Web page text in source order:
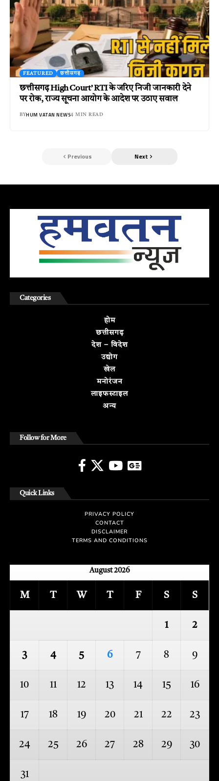
FEATURED छत्तीसगढ़
छत्तीसगढ़ High Court’ RTI के जरिए निजी जानकारी देने
पर रोक, राज्य सूचना आयोग के आदेश पर उठाए सवाल
BYHUM VATAN NEWS4 MIN READ
Previous Next
Categories
होम
छत्तीसगढ़
देश – विदेश
उद्योग
खेल
मनोरंजन
लाइफस्टाइल
अन्य
Follow for More
Quick Links
PRIVACY POLICY
CONTACT
DISCLAIMER
TERMS AND CONDITIONS
August 2026
M T W T F S S
1 2
3 4 5 6 7 8 9
10 11 12 13 14 15 16
17 18 19 20 21 22 23
24 25 26 27 28 29 30
31